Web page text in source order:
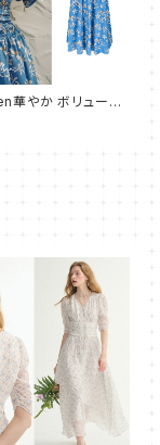
華やか ボリューム